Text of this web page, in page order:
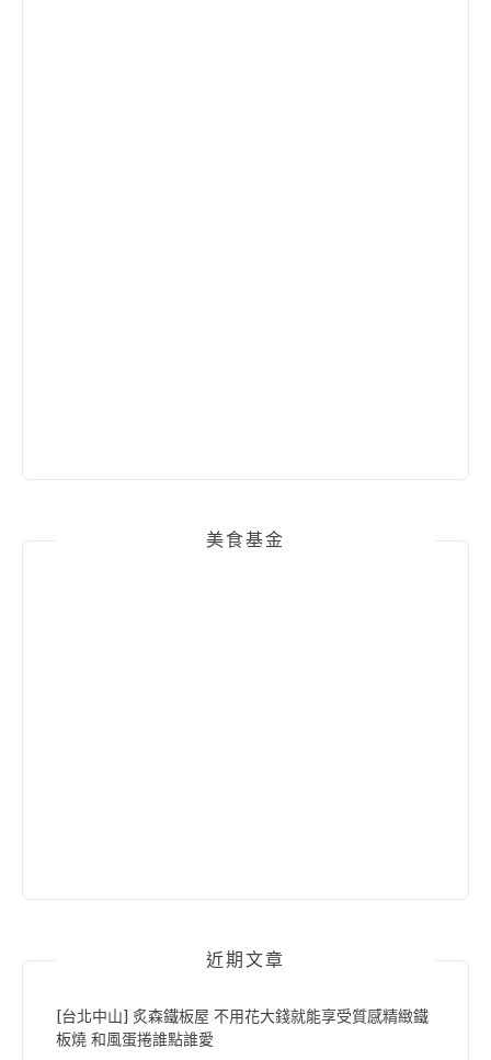
美食基金
近期文章
[台北中山] 炙森鐵板屋 不用花大錢就能享受質感精緻鐵
板燒 和風蛋捲誰點誰愛